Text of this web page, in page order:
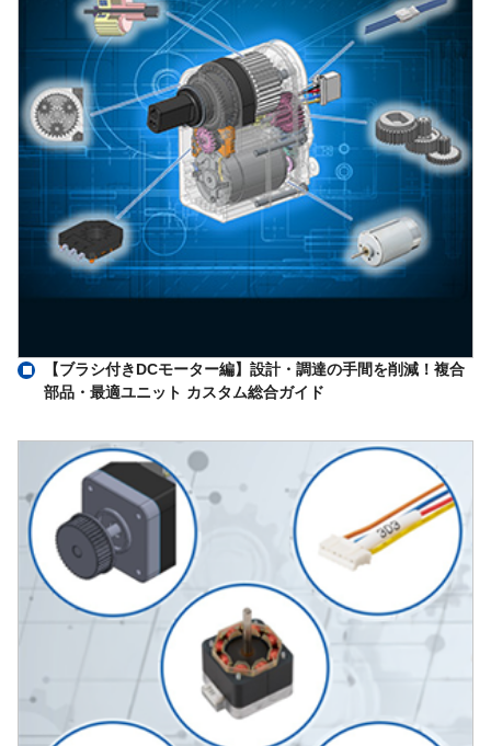
【ブラシ付きDCモーター編】設計・調達の手間を削減！複合
部品・最適ユニット カスタム総合ガイド